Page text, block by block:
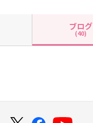
ブログ
(40)